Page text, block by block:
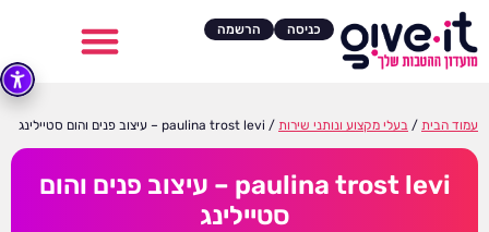
כניסה הרשמה
עמוד הבית / בעלי מקצוע ונותני שירות / paulina trost levi – עיצוב פנים והום סטיילינג
paulina trost levi – עיצוב פנים והום
סטיילינג